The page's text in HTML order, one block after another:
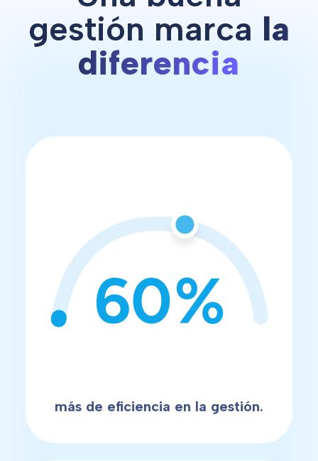
gestión marca la
diferencia
más de eficiencia en la gestión.